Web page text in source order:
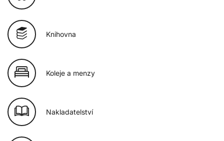
Knihovna
Koleje a menzy
Nakladatelství